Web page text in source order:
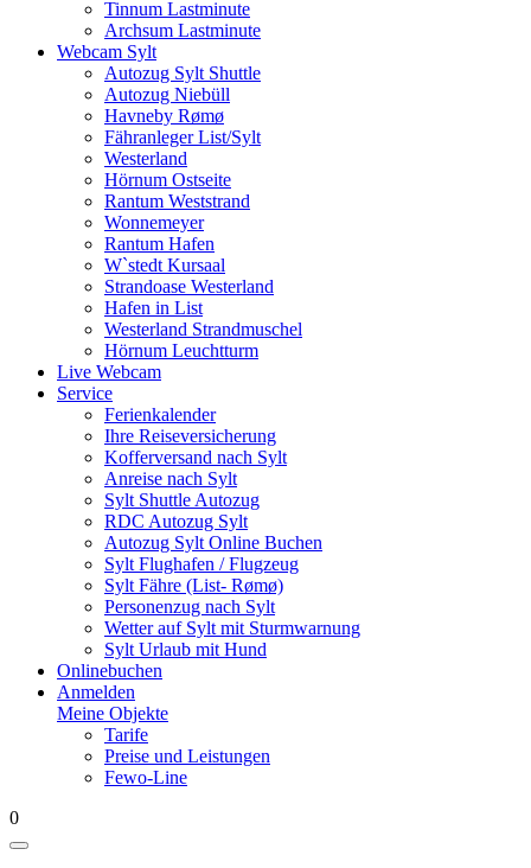
Tinnum Lastminute
Archsum Lastminute
Webcam Sylt
Autozug Sylt Shuttle
Autozug Niebüll
Havneby Rømø
Fähranleger List/Sylt
Westerland
Hörnum Ostseite
Rantum Weststrand
Wonnemeyer
Rantum Hafen
W`stedt Kursaal
Strandoase Westerland
Hafen in List
Westerland Strandmuschel
Hörnum Leuchtturm
Live Webcam
Service
Ferienkalender
Ihre Reiseversicherung
Kofferversand nach Sylt
Anreise nach Sylt
Sylt Shuttle Autozug
RDC Autozug Sylt
Autozug Sylt Online Buchen
Sylt Flughafen / Flugzeug
Sylt Fähre (List- Rømø)
Personenzug nach Sylt
Wetter auf Sylt mit Sturmwarnung
Sylt Urlaub mit Hund
Onlinebuchen
Anmelden
Meine Objekte
Tarife
Preise und Leistungen
Fewo-Line
0